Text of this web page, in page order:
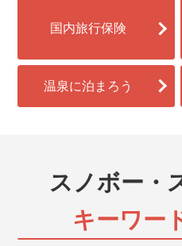
国内旅行保険
温泉に泊まろう
スノボー・
キーワー